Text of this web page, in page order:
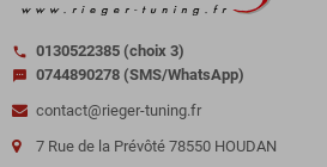
call 0130522385 (choix 3)
sms
0744890278 (SMS/WhatsApp)
contact@rieger-tuning.fr
7 Rue de la Prévôté 78550 HOUDAN